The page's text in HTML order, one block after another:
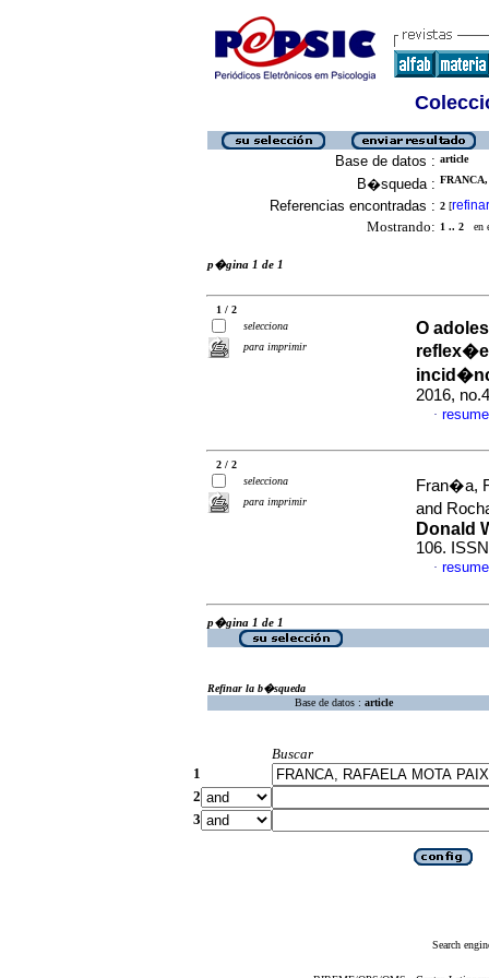
Base de datos : article
B�squeda :
Referencias encontradas : 2 [refinar
Mostrando: 1 .. 2 en
p�gina 1 de 1
1 / 2
selecciona
para imprimir
O
2016,
·
2 / 2
selecciona
para imprimir
Fran�a,
and
Donald
106.
·
p�gina 1 de 1
Refinar la b�squeda
Base de datos : article
Buscar
1
2
3
Search